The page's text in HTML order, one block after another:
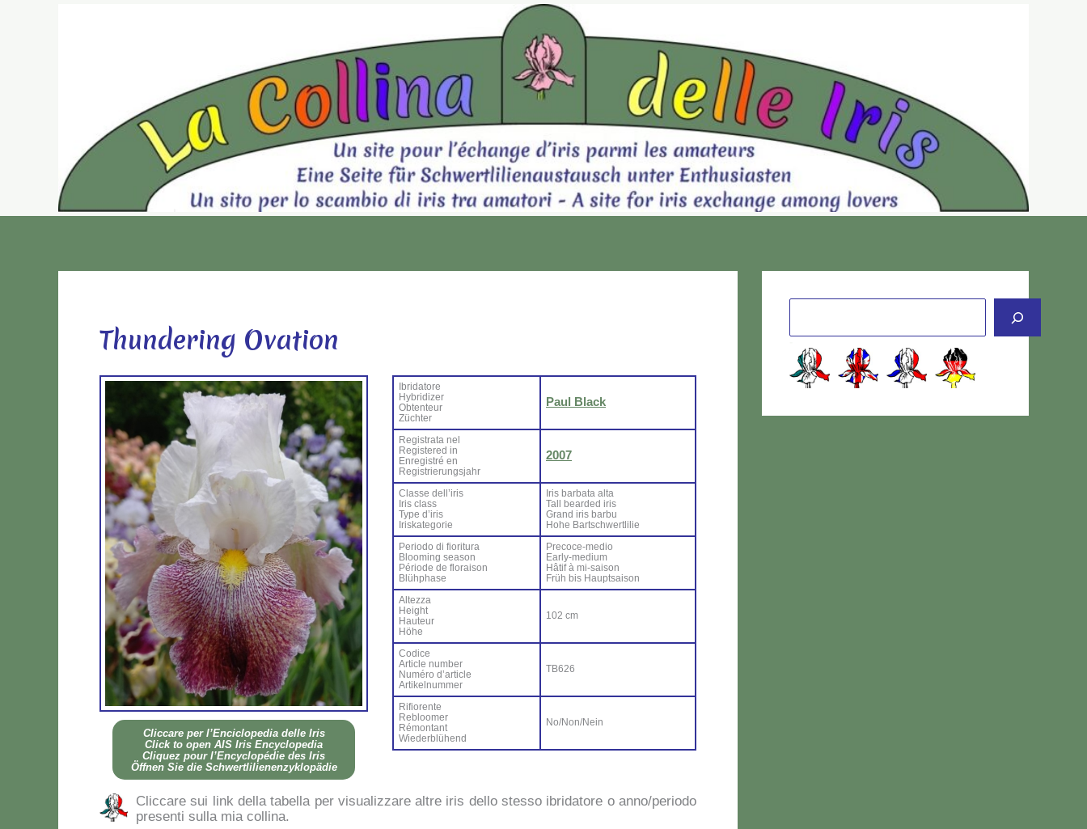
Thundering Ovation
Clic­ca­re per l’En­ci­clo­pe­dia del­le Iris
Click to open AIS Iris En­cy­clo­pe­dia
Cli­quez pour l’En­cy­clo­pé­die des Iris
Öff­nen Sie die Sch­wer­tli­lie­nen­zy­klo­pä­die
Ibri­da­to­re
Hy­bri­di­zer
Ob­ten­teur
Zü­ch­ter
Paul Black
Re­gi­stra­ta nel
Re­gi­ste­red in
En­re­gi­stré en
Re­gi­strie­rung­sjahr
2007
Clas­se del­l’i­ris
Iris class
Ty­pe d’i­ris
Iri­ska­te­go­rie
Iris bar­ba­ta al­ta
Tall bear­ded iris
Grand iris bar­bu
Ho­he Bar­ts­ch­wer­tli­lie
Pe­rio­do di fio­ri­tu­ra
Bloo­ming sea­son
Pé­rio­de de flo­rai­son
Blü­h­pha­se
Pre­co­ce-me­dio
Ear­ly-me­dium
Hâ­tif à mi-sai­son
Früh bis Haup­tsai­son
Al­tez­za
Height
Hau­teur
Hö­he
102 cm
Co­di­ce
Ar­ti­cle num­ber
Nu­mé­ro d’ar­ti­cle
Ar­ti­kel­num­mer
TB626
Ri­fio­ren­te
Re­bloo­mer
Ré­mon­tant
Wie­der­blü­hend
No/Non/Nein
Clic­ca­re sui link del­la ta­bel­la per vi­sua­liz­za­re al­tre iris del­lo stes­so ibri­da­to­re o anno/periodo
pre­sen­ti sul­la mia col­li­na.